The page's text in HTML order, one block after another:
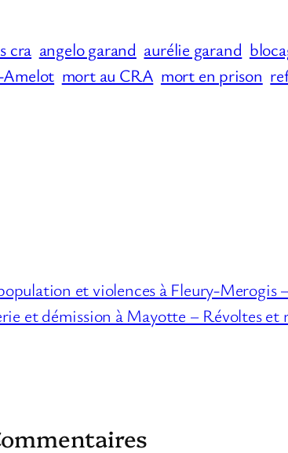
cra angelo garand aurélie garand
mort au CRA mort en prison
et violences à Fleury-
et démission à Mayotte – Révoltes et